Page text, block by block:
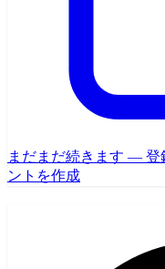
まだまだ続きます — 登
ントを作成